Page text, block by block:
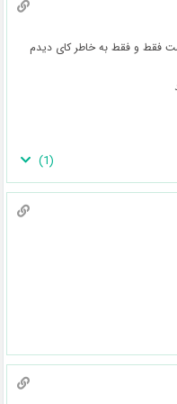
فقط و فقط به خاطر کای دیدم
(
1
)